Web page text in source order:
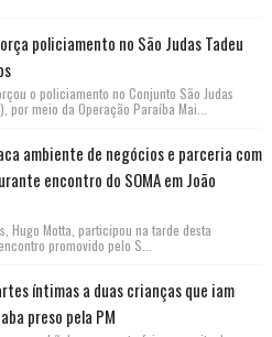
policiamento no São Judas Tadeu
o policiamento no Conjunto São Judas
meio da Operação Paraíba Mai...
ambiente de negócios e parceria com
encontro do SOMA em João
Hugo Motta, participou na tarde desta
promovido pelo S...
íntimas a duas crianças que iam
preso pela PM